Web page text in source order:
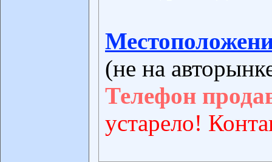
(не на
Телефон
устарело!